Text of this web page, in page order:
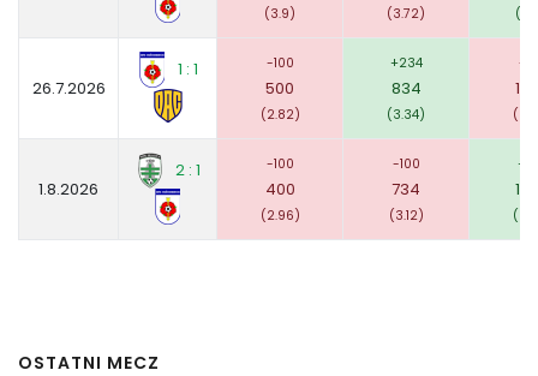
(3.9) (3.72)
26.7.2026
1 : 1 -100
500
(2.82)
+234
834
(3.34)
-
1.8.2026
2 : 1 -100
400
(2.96)
-100
734
(3.12)
OSTATNI MECZ